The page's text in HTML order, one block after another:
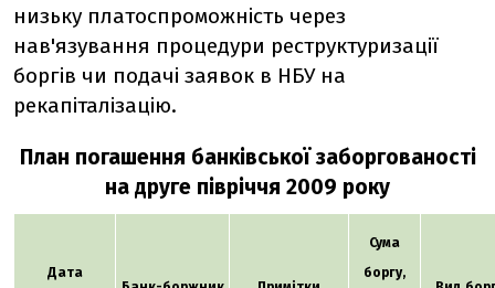
низьку платоспроможність через
нав'язування процедури реструктуризації
боргів чи подачі заявок в НБУ на
рекапіталізацію.
План погашення банківської заборгованості
на друге півріччя 2009 року
Дата
Сума
боргу,